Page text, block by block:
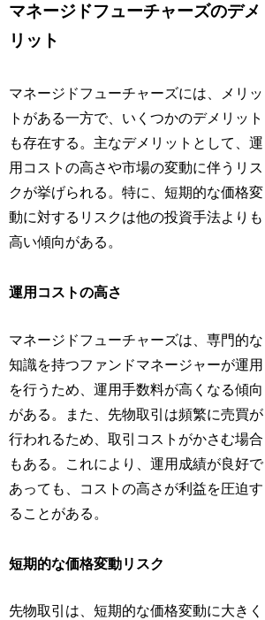
マネージドフューチャーズのデメ
リット
マネージドフューチャーズには、メリッ
トがある一方で、いくつかのデメリット
も存在する。主なデメリットとして、運
用コストの高さや市場の変動に伴うリス
クが挙げられる。特に、短期的な価格変
動に対するリスクは他の投資手法よりも
高い傾向がある。
運用コストの高さ
マネージドフューチャーズは、専門的な
知識を持つファンドマネージャーが運用
を行うため、運用手数料が高くなる傾向
がある。また、先物取引は頻繁に売買が
行われるため、取引コストがかさむ場合
もある。これにより、運用成績が良好で
あっても、コストの高さが利益を圧迫す
ることがある。
短期的な価格変動リスク
先物取引は、短期的な価格変動に大きく